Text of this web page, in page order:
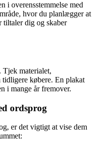
i overensstemmelse med
hvor du planlægger at
tiltaler dig og skaber
materialet,
købere. En plakat
i mange år fremover.
ordsprog
er det vigtigt at vise dem